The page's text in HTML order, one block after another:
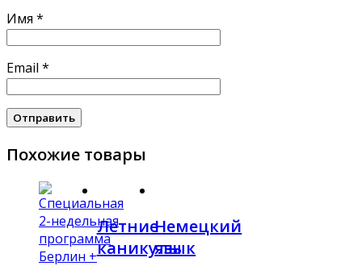
Имя *
Email *
Похожие товары
Летние
каникулы
Немецкий
язык